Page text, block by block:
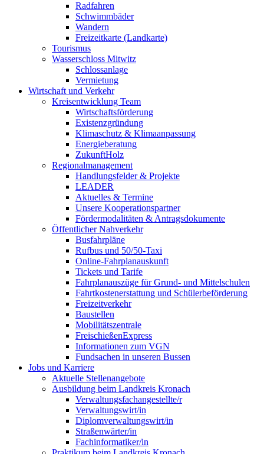
Radfahren
Schwimmbäder
Wandern
Freizeitkarte (Landkarte)
Tourismus
Wasserschloss Mitwitz
Schlossanlage
Vermietung
Wirtschaft und Verkehr
Kreisentwicklung Team
Wirtschaftsförderung
Existenzgründung
Klimaschutz & Klimaanpassung
Energieberatung
ZukunftHolz
Regionalmanagement
Handlungsfelder & Projekte
LEADER
Aktuelles & Termine
Unsere Kooperationspartner
Fördermodalitäten & Antragsdokumente
Öffentlicher Nahverkehr
Busfahrpläne
Rufbus und 50/50-Taxi
Online-Fahrplanauskunft
Tickets und Tarife
Fahrplanauszüge für Grund- und Mittelschulen
Fahrtkostenerstattung und Schülerbeförderung
Freizeitverkehr
Baustellen
Mobilitätszentrale
FreischießenExpress
Informationen zum VGN
Fundsachen in unseren Bussen
Jobs und Karriere
Aktuelle Stellenangebote
Ausbildung beim Landkreis Kronach
Verwaltungsfachangestellte/r
Verwaltungswirt/in
Diplomverwaltungswirt/in
Straßenwärter/in
Fachinformatiker/in